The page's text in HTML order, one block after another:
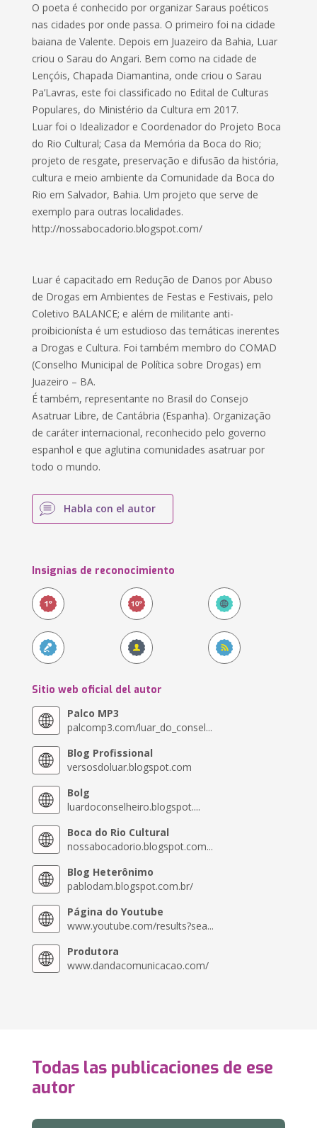
O poeta é conhecido por organizar Saraus poéticos
nas cidades por onde passa. O primeiro foi na cidade
baiana de Valente. Depois em Juazeiro da Bahia, Luar
criou o Sarau do Angari. Bem como na cidade de
Lençóis, Chapada Diamantina, onde criou o Sarau
Pa’Lavras, este foi classificado no Edital de Culturas
Populares, do Ministério da Cultura em 2017.
Luar foi o Idealizador e Coordenador do Projeto Boca
do Rio Cultural; Casa da Memória da Boca do Rio;
projeto de resgate, preservação e difusão da história,
cultura e meio ambiente da Comunidade da Boca do
Rio em Salvador, Bahia. Um projeto que serve de
exemplo para outras localidades.
http://nossabocadorio.blogspot.com/
Luar é capacitado em Redução de Danos por Abuso
de Drogas em Ambientes de Festas e Festivais, pelo
Coletivo BALANCE; e além de militante anti-
proibicionísta é um estudioso das temáticas inerentes
a Drogas e Cultura. Foi também membro do COMAD
(Conselho Municipal de Política sobre Drogas) em
Juazeiro – BA.
É também, representante no Brasil do Consejo
Asatruar Libre, de Cantábria (Espanha). Organização
de caráter internacional, reconhecido pelo governo
espanhol e que aglutina comunidades asatruar por
todo o mundo.
Habla con el autor
Insignias de reconocimiento
Sitio web oficial del autor
Palco MP3
palcomp3.com/luar_do_consel...
Blog Profissional
versosdoluar.blogspot.com
Bolg
luardoconselheiro.blogspot....
Boca do Rio Cultural
nossabocadorio.blogspot.com...
Blog Heterônimo
pablodam.blogspot.com.br/
Página do Youtube
www.youtube.com/results?sea...
Produtora
www.dandacomunicacao.com/
Todas las publicaciones de ese
autor